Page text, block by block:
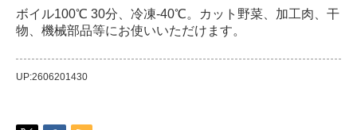
ボイル100℃ 30分、冷凍-40℃。カット野菜、加工肉、干
物、機械部品等にお使いいただけます。
UP:2606201430